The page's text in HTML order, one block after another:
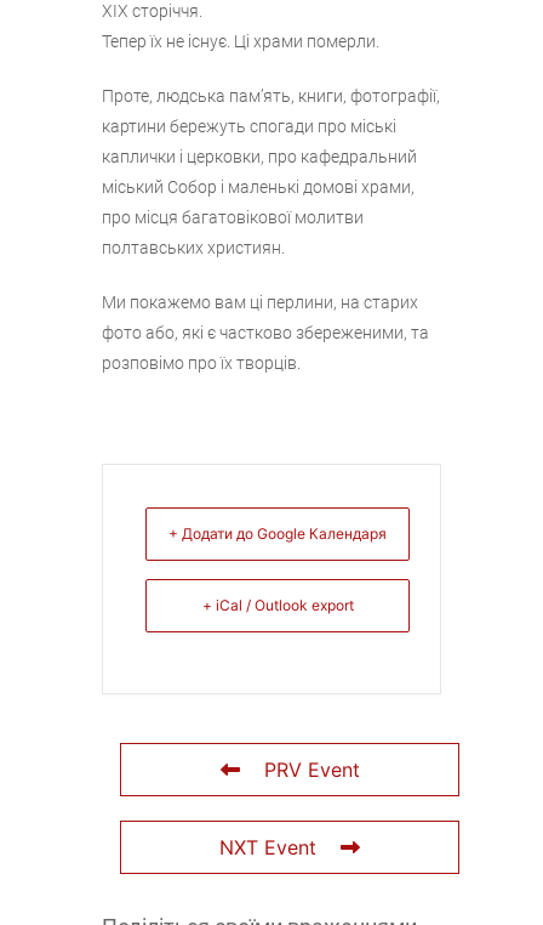
ХІХ сторіччя.
Тепер їх не існує. Ці храми померли.
Проте, людська пам’ять, книги, фотографії,
картини бережуть спогади про міські
каплички і церковки, про кафедральний
міський Собор і маленькі домові храми,
про місця багатовікової молитви
полтавських християн.
Ми покажемо вам ці перлини, на старих
фото або, які є частково збереженими, та
розповімо про їх творців.
+ Додати до Google Календаря
+ iCal / Outlook export
PRV Event
NXT Event